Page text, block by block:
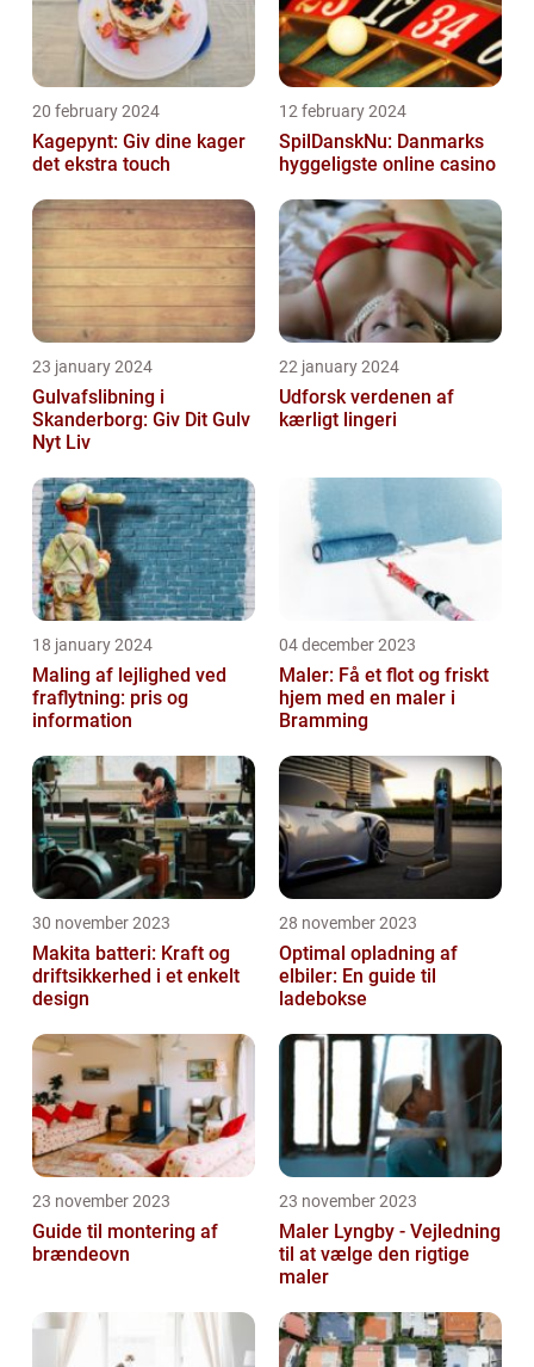
20 february 2024
Kagepynt: Giv dine kager
det ekstra touch
12 february 2024
SpilDanskNu: Danmarks
hyggeligste online casino
23 january 2024
Gulvafslibning i
Skanderborg: Giv Dit Gulv
Nyt Liv
22 january 2024
Udforsk verdenen af
kærligt lingeri
18 january 2024
Maling af lejlighed ved
fraflytning: pris og
information
04 december 2023
Maler: Få et flot og friskt
hjem med en maler i
Bramming
30 november 2023
Makita batteri: Kraft og
driftsikkerhed i et enkelt
design
28 november 2023
Optimal opladning af
elbiler: En guide til
ladebokse
23 november 2023
Guide til montering af
brændeovn
23 november 2023
Maler Lyngby - Vejledning
til at vælge den rigtige
maler